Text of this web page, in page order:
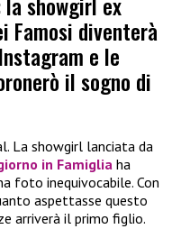
Famosi diventerà
e le
il sogno di
La showgirl lanciata da
in Famiglia ha
foto inequivocabile. Con
aspettasse questo
arriverà il primo figlio.